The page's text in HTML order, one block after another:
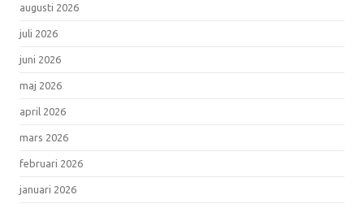
augusti 2026
juli 2026
juni 2026
maj 2026
april 2026
mars 2026
februari 2026
januari 2026